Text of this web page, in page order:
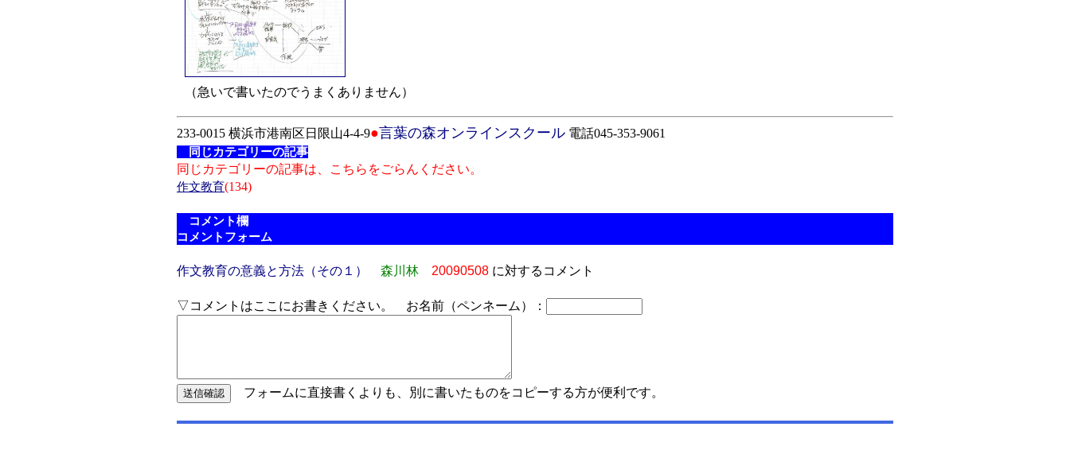
（急いで書いたのでうまくありません）
233-0015 横浜市港南区日限山4-4-9●言葉の森オンラインスクール 電話045-353-9061
同じカテゴリーの記事
同じカテゴリーの記事は、こちらをごらんください。
作文教育(134)
コメント欄
コメントフォーム
作文教育の意義と方法（その１） 森川林 20090508 に対するコメント
▽コメントはここにお書きください。 お名前（ペンネーム）：
フォームに直接書くよりも、別に書いたものをコピーする方が便利です。